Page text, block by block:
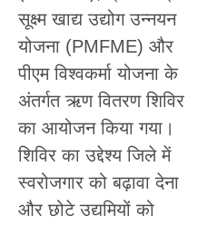
सूक्ष्म खाद्य उद्योग उन्नयन
योजना (PMFME) और
पीएम विश्वकर्मा योजना के
अंतर्गत ऋण वितरण शिविर
का आयोजन किया गया।
शिविर का उद्देश्य जिले में
स्वरोजगार को बढ़ावा देना
और छोटे उद्यमियों को